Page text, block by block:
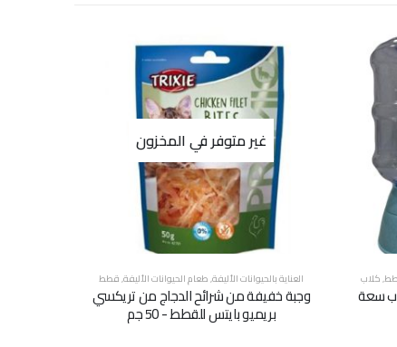
,كلاب
سعة
غير متوفر في المخزون
العناية بالحيوانات الأليفة,طعام الحيوانات الأليفة,قطط
وجبة خفيفة من شرائح الدجاج من تريكسي
بريميو بايتس للقطط - 50 جم